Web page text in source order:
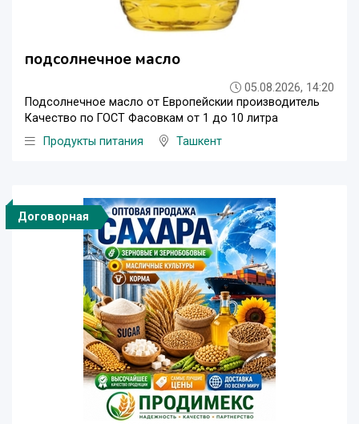
подсолнечное масло
05.08.2026, 14:20
Подсолнечное масло от Европейскии производитель
Качество по ГОСТ Фасовкам от 1 до 10 литра
Продукты питания
Ташкент
Договорная